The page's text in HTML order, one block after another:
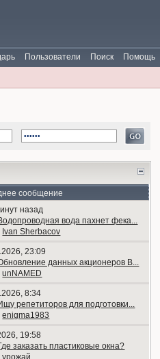
Помощь
Поиск
Пользователи
сообщение
назад
вода пахнет фека...
Ivan Sherbacov
23:09
данных акционеров В...
unNAMED
8:34
репетиторов для подготовки...
enigma1983
19:58
заказать пластиковые окна?
урожай